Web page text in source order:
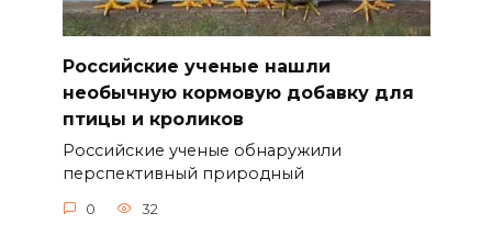
Российские ученые нашли
необычную кормовую добавку для
птицы и кроликов
Российские ученые обнаружили
перспективный природный
0 32